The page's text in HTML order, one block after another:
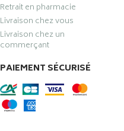
Retrait en pharmacie
Livraison chez vous
Livraison chez un
commerçant
PAIEMENT SÉCURISÉ